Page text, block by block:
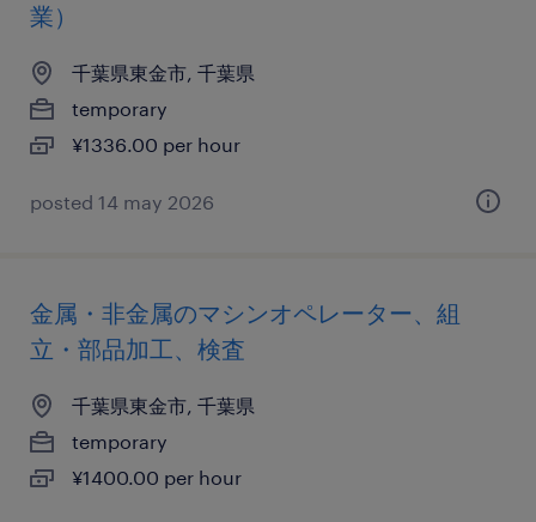
業）
千葉県東金市, 千葉県
temporary
¥1336.00 per hour
posted 14 may 2026
金属・非金属のマシンオペレーター、組
立・部品加工、検査
千葉県東金市, 千葉県
temporary
¥1400.00 per hour